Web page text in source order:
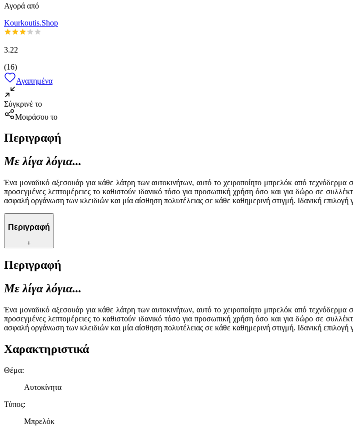
Αγορά από
Kourkoutis.Shop
3.22
(16)
Αγαπημένα
Σύγκρινέ το
Μοιράσου το
Περιγραφή
Με λίγα λόγια...
Ένα μοναδικό αξεσουάρ για κάθε λάτρη των αυτοκινήτων, αυτό το χειροποίητο μπρελόκ από
προσεγμένες λεπτομέρειες το καθιστούν ιδανικό τόσο για προσωπική χρήση όσο και για δώρο σε
ασφαλή οργάνωση των κλειδιών και μία αίσθηση πολυτέλειας σε κάθε καθημερινή στιγμή. Ιδανική
Περιγραφή
+
Περιγραφή
Με λίγα λόγια...
Ένα μοναδικό αξεσουάρ για κάθε λάτρη των αυτοκινήτων, αυτό το χειροποίητο μπρελόκ από
προσεγμένες λεπτομέρειες το καθιστούν ιδανικό τόσο για προσωπική χρήση όσο και για δώρο σε
ασφαλή οργάνωση των κλειδιών και μία αίσθηση πολυτέλειας σε κάθε καθημερινή στιγμή. Ιδανική
Χαρακτηριστικά
Θέμα:
Αυτοκίνητα
Τύπος:
Μπρελόκ